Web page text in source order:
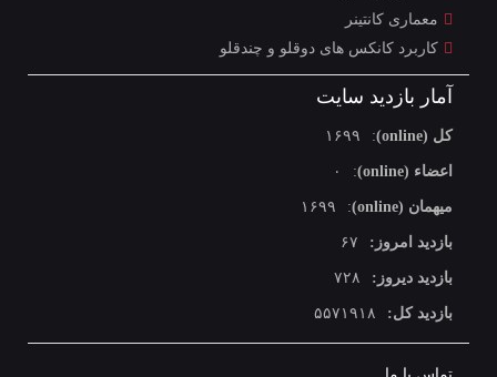
معماری کانتینر
کاربرد کانکس های دوقلو و چندقلو
آمار بازدید سایت
کل (online) : ۱۶۹۹
اعضاء (online) : ۰
میهمان (online) : ۱۶۹۹
بازدید امروز: ۶۷
بازدید دیروز: ۷۲۸
بازدید کل: ۵۵۷۱۹۱۸